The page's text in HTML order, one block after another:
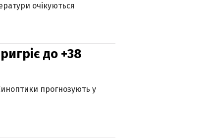
очікуються
до +38
прогнозують у